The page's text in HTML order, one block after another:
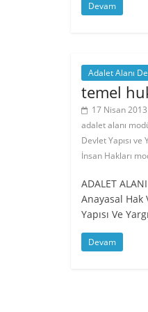
Devam
Adalet Alanı
temel
17 Nisan 2013
adalet alanı
Devlet Yapısı ve
İnsan Hakları
ADALET
Anayasal Hak
Yapısı Ve
Devam